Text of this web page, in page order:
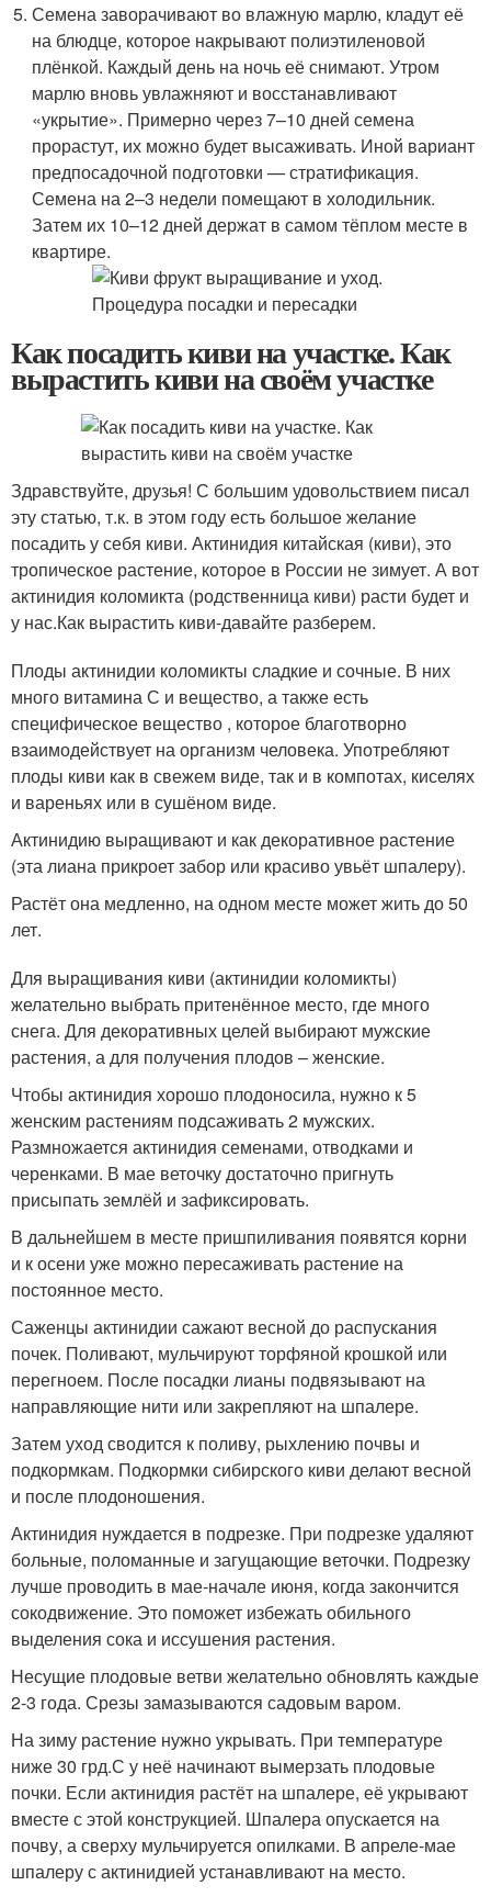
Семена заворачивают во влажную марлю, кладут её
на блюдце, которое накрывают полиэтиленовой
плёнкой. Каждый день на ночь её снимают. Утром
марлю вновь увлажняют и восстанавливают
«укрытие». Примерно через 7–10 дней семена
прорастут, их можно будет высаживать. Иной вариант
предпосадочной подготовки — стратификация.
Семена на 2–3 недели помещают в холодильник.
Затем их 10–12 дней держат в самом тёплом месте в
квартире.
Как посадить киви на участке. Как
вырастить киви на своём участке
Здравствуйте, друзья! С большим удовольствием писал
эту статью, т.к. в этом году есть большое желание
посадить у себя киви. Актинидия китайская (киви), это
тропическое растение, которое в России не зимует. А вот
актинидия коломикта (родственница киви) расти будет и
у нас.Как вырастить киви-давайте разберем.
Плоды актинидии коломикты сладкие и сочные. В них
много витамина С и вещество, а также есть
специфическое вещество , которое благотворно
взаимодействует на организм человека. Употребляют
плоды киви как в свежем виде, так и в компотах, киселях
и вареньях или в сушёном виде.
Актинидию выращивают и как декоративное растение
(эта лиана прикроет забор или красиво увьёт шпалеру).
Растёт она медленно, на одном месте может жить до 50
лет.
Для выращивания киви (актинидии коломикты)
желательно выбрать притенённое место, где много
снега. Для декоративных целей выбирают мужские
растения, а для получения плодов – женские.
Чтобы актинидия хорошо плодоносила, нужно к 5
женским растениям подсаживать 2 мужских.
Размножается актинидия семенами, отводками и
черенками. В мае веточку достаточно пригнуть
присыпать землёй и зафиксировать.
В дальнейшем в месте пришпиливания появятся корни
и к осени уже можно пересаживать растение на
постоянное место.
Саженцы актинидии сажают весной до распускания
почек. Поливают, мульчируют торфяной крошкой или
перегноем. После посадки лианы подвязывают на
направляющие нити или закрепляют на шпалере.
Затем уход сводится к поливу, рыхлению почвы и
подкормкам. Подкормки сибирского киви делают весной
и после плодоношения.
Актинидия нуждается в подрезке. При подрезке удаляют
больные, поломанные и загущающие веточки. Подрезку
лучше проводить в мае-начале июня, когда закончится
сокодвижение. Это поможет избежать обильного
выделения сока и иссушения растения.
Несущие плодовые ветви желательно обновлять каждые
2-3 года. Срезы замазываются садовым варом.
На зиму растение нужно укрывать. При температуре
ниже 30 грд.С у неё начинают вымерзать плодовые
почки. Если актинидия растёт на шпалере, её укрывают
вместе с этой конструкцией. Шпалера опускается на
почву, а сверху мульчируется опилками. В апреле-мае
шпалеру с актинидией устанавливают на место.